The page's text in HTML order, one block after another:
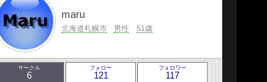
maru
北海道札幌市 男性 51歳
サークル
6
フォロー
121
フォロワー
117